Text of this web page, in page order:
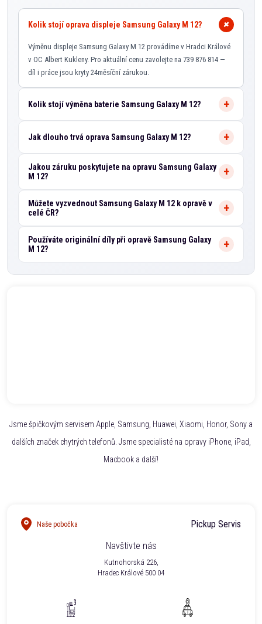
Kolik stojí oprava displeje Samsung Galaxy M 12?
Výměnu displeje Samsung Galaxy M 12 provádíme v Hradci Králové
v OC Albert Kukleny. Pro aktuální cenu zavolejte na 739 876 814 —
díl i práce jsou kryty 24měsíční zárukou.
Kolik stojí výměna baterie Samsung Galaxy M 12?
Jak dlouho trvá oprava Samsung Galaxy M 12?
Jakou záruku poskytujete na opravu Samsung Galaxy
M 12?
Můžete vyzvednout Samsung Galaxy M 12 k opravě v
celé ČR?
Používáte originální díly při opravě Samsung Galaxy
M 12?
Jsme špičkovým servisem Apple, Samsung, Huawei, Xiaomi, Honor, Sony a
dalších značek chytrých telefonů. Jsme specialisté na opravy iPhone, iPad,
Macbook a další!
Naše pobočka
Pickup Servis
Navštivte nás
Kutnohorská 226,
Hradec Králové 500 04